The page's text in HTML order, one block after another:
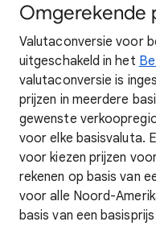
Omgerekende
Valutaconversie voor
uitgeschakeld in het
valutaconversie is
prijzen in meerdere
gewenste
voor elke basisvaluta.
voor kiezen prijzen
rekenen op basis van
voor alle Noord-
basis van een